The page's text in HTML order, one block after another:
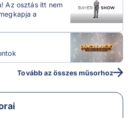
Az osztás itt nem
a
Tovább az összes műsorhoz